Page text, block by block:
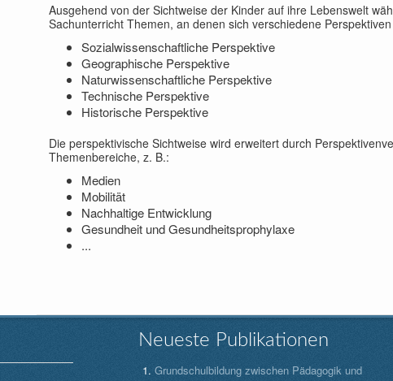
Ausgehend von der Sichtweise der Kinder auf ihre Lebenswelt
Sachunterricht Themen, an denen sich verschiedene
Sozialwissenschaftliche Perspektive
Geographische Perspektive
Naturwissenschaftliche Perspektive
Technische Perspektive
Historische Perspektive
Die perspektivische Sichtweise wird erweitert durch
Themenbereiche, z. B.:
Medien
Mobilität
Nachhaltige Entwicklung
Gesundheit und Gesundheitsprophylaxe
...
Neueste Publikationen
Grundschulbildung zwischen Pädagogik und